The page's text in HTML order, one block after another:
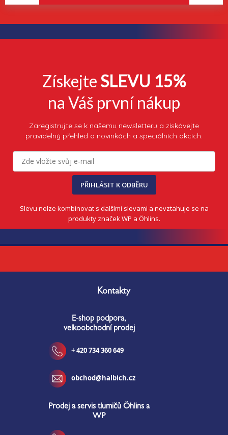
Získejte SLEVU 15%
na Váš první nákup
Zaregistrujte se k našemu newsletteru a získávejte
pravidelný přehled o novinkách a speciálních akcích.
PŘIHLÁSIT K ODBĚRU
Slevu nelze kombinovat s dalšími slevami a nevztahuje se na
produkty značek WP a Öhlins.
Kontakty
E-shop podpora,
velkoobchodní prodej
+ 420 734 360 649
obchod@halbich.cz
Prodej a servis tlumičů Öhlins a
WP